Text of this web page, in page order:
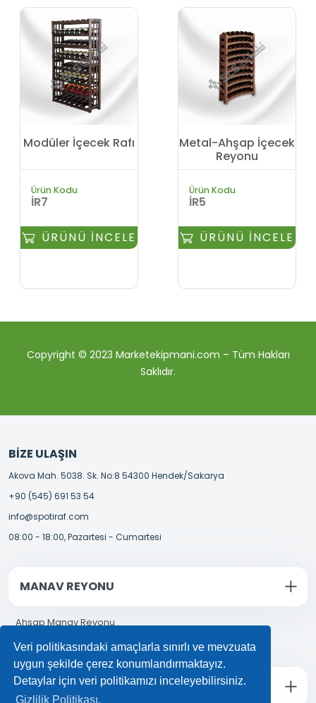
Veri politikasındaki amaçlarla sınırlı ve mevzuata
uygun şekilde çerez konumlandırmaktayız.
Detaylar için veri politikamızı inceleyebilirsiniz.
Gizlilik Politikası.
Modüler İçecek Rafı
Ürün Kodu
İR7
ÜRÜNÜ İNCELE
Metal-Ahşap İçecek
Reyonu
Ürün Kodu
İR5
ÜRÜNÜ İNCELE
Copyright © 2023 Marketekipmani.com – Tüm Hakları
Saklıdır.
BIZE ULAŞIN
Akova Mah. 5038. Sk. No:8 54300 Hendek/Sakarya
+90 (545) 691 53 54
info@spotiraf.com
08:00 - 18:00, Pazartesi - Cumartesi
MANAV REYONU
Ahşap Manav Reyonu
Manav Reyonu Fiyatları
İçecek Reyonu